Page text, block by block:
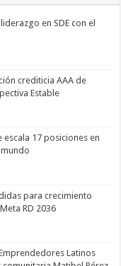
en SDE con el
crediticia AAA de
Estable
17 posiciones en
para crecimiento
RD 2036
Latinos